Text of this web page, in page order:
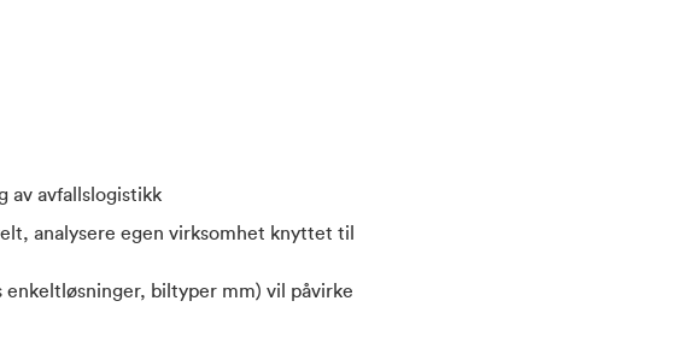
av avfallslogistikk
analysere egen virksomhet knyttet til
biltyper mm) vil påvirke